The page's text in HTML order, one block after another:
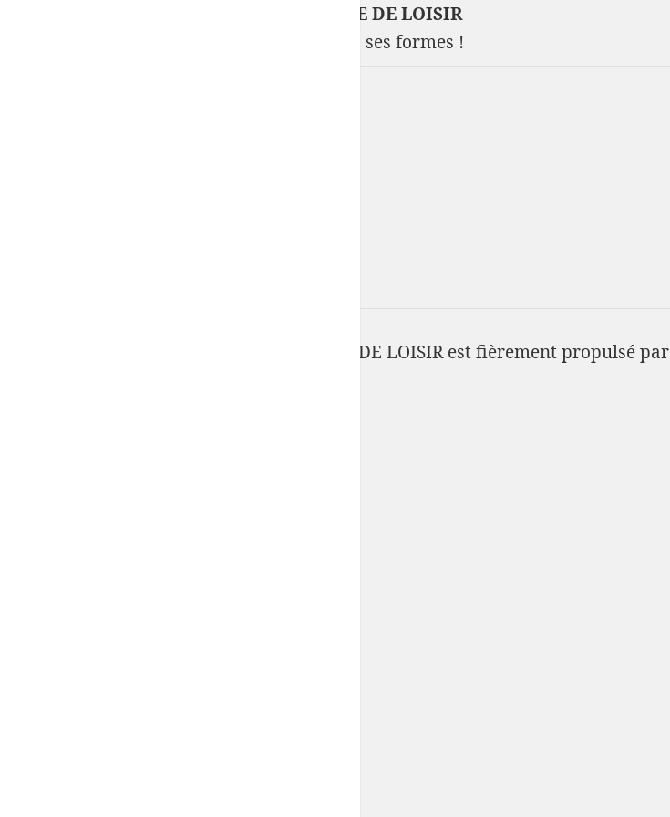
COMITE 50-FNPP DE LA PECHE MARITIME DE LOISIR
Votre passion : La pêche en mer sous toutes ses formes !
COMITE 50-FNPP DE LA PECHE MARITIME DE LOISIR est fièrement propulsé par